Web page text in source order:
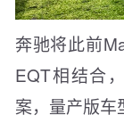
奔驰将此前
EQT相结合
案，量产版车